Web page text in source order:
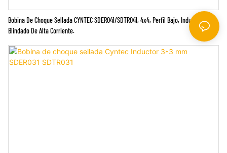
Bobina De Choque Sellada CYNTEC SDER041/SDTR041, 4x4, Perfil Bajo, Inductor
Blindado De Alta Corriente.